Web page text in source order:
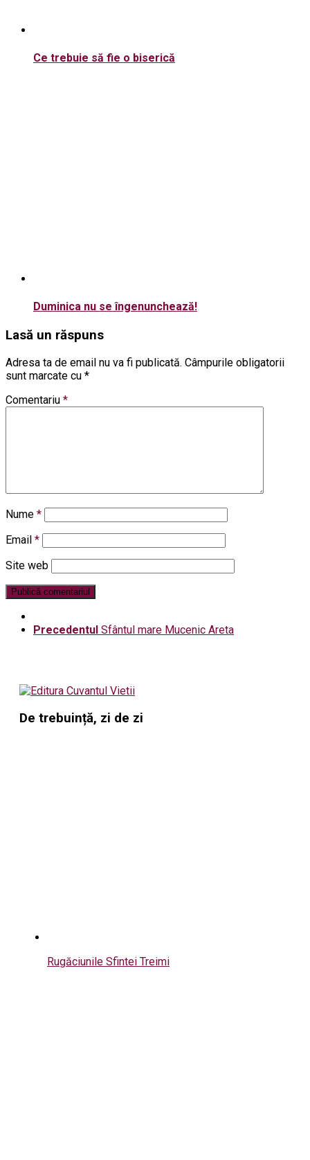
Ce trebuie să fie o biserică
Duminica nu se îngenunchează!
Lasă un răspuns
Adresa ta de email nu va fi publicată. Câmpurile obligatorii
sunt marcate cu *
Comentariu *
Nume *
Email *
Site web
Precedentul Sfântul mare Mucenic Areta
De trebuință, zi de zi
Rugăciunile Sfintei Treimi